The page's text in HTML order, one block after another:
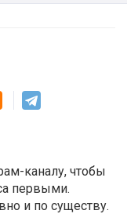
каналу, чтобы
первыми.
и по существу.